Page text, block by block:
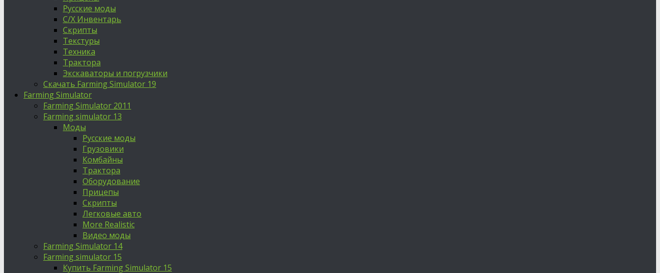
Русские моды
С/Х Инвентарь
Скрипты
Текстуры
Техника
Трактора
Экскаваторы и погрузчики
Скачать Farming Simulator 19
Farming Simulator
Farming Simulator 2011
Farming simulator 13
Моды
Русские моды
Грузовики
Комбайны
Трактора
Оборудование
Прицепы
Скрипты
Легковые авто
More Realistic
Видео моды
Farming Simulator 14
Farming simulator 15
Купить Farming Simulator 15